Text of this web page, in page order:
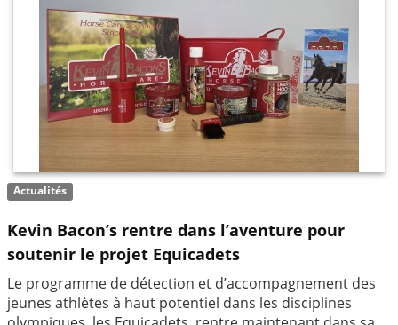
Actualités
Kevin Bacon’s rentre dans l’aventure pour
soutenir le projet Equicadets
Le programme de détection et d’accompagnement des
jeunes athlètes à haut potentiel dans les disciplines